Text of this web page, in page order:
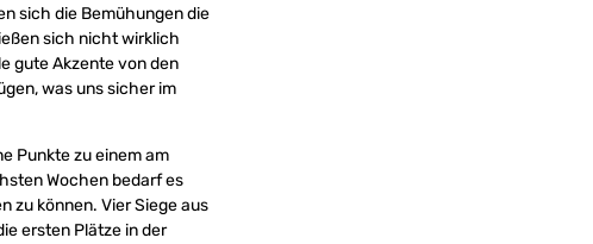
sich die Bemühungen die
sich nicht wirklich
gute Akzente von den
was uns sicher im
Punkte zu einem am
Wochen bedarf es
zu können. Vier Siege aus
ersten Plätze in der